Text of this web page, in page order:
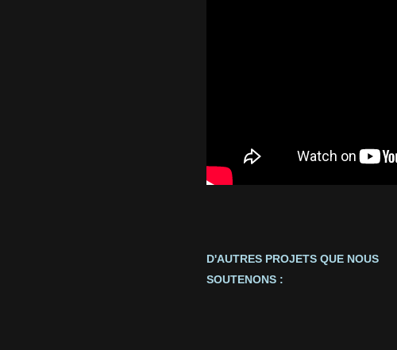
D'AUTRES PROJETS QUE NOUS
SOUTENONS :